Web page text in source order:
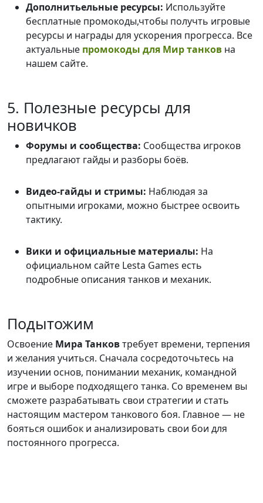
Дополнитьельные ресурсы: Используйте
бесплатные промокоды,чтобы получть игровые
ресурсы и награды для ускорения прогресса. Все
актуальные промокоды для Мир танков на
нашем сайте.
5. Полезные ресурсы для
новичков
Форумы и сообщества: Сообщества игроков
предлагают гайды и разборы боёв.
Видео-гайды и стримы: Наблюдая за
опытными игроками, можно быстрее освоить
тактику.
Вики и официальные материалы: На
официальном сайте Lesta Games есть
подробные описания танков и механик.
Подытожим
Освоение Мира Танковтребует времени, терпения
и желания учиться. Сначала сосредоточьтесь на
изучении основ, понимании механик, командной
игре и выборе подходящего танка. Со временем вы
сможете разрабатывать свои стратегии и стать
настоящим мастером танкового боя. Главное — не
бояться ошибок и анализировать свои бои для
постоянного прогресса.